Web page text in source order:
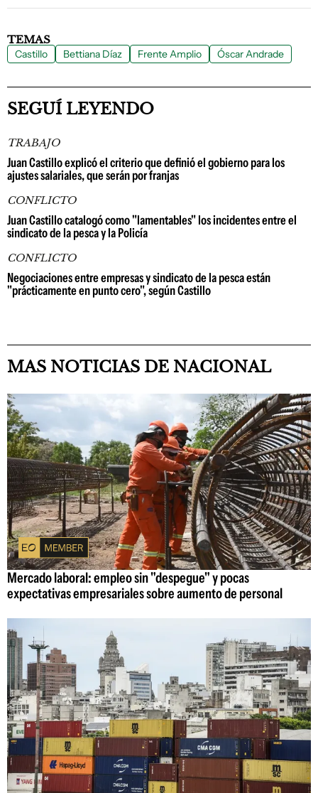
TEMAS
Castillo Bettiana Díaz Frente Amplio Óscar Andrade
SEGUÍ LEYENDO
TRABAJO
Juan Castillo explicó el criterio que definió el gobierno para los
ajustes salariales, que serán por franjas
CONFLICTO
Juan Castillo catalogó como "lamentables" los incidentes entre el
sindicato de la pesca y la Policía
CONFLICTO
Negociaciones entre empresas y sindicato de la pesca están
"prácticamente en punto cero", según Castillo
MAS NOTICIAS DE NACIONAL
Mercado laboral: empleo sin "despegue" y pocas
expectativas empresariales sobre aumento de personal